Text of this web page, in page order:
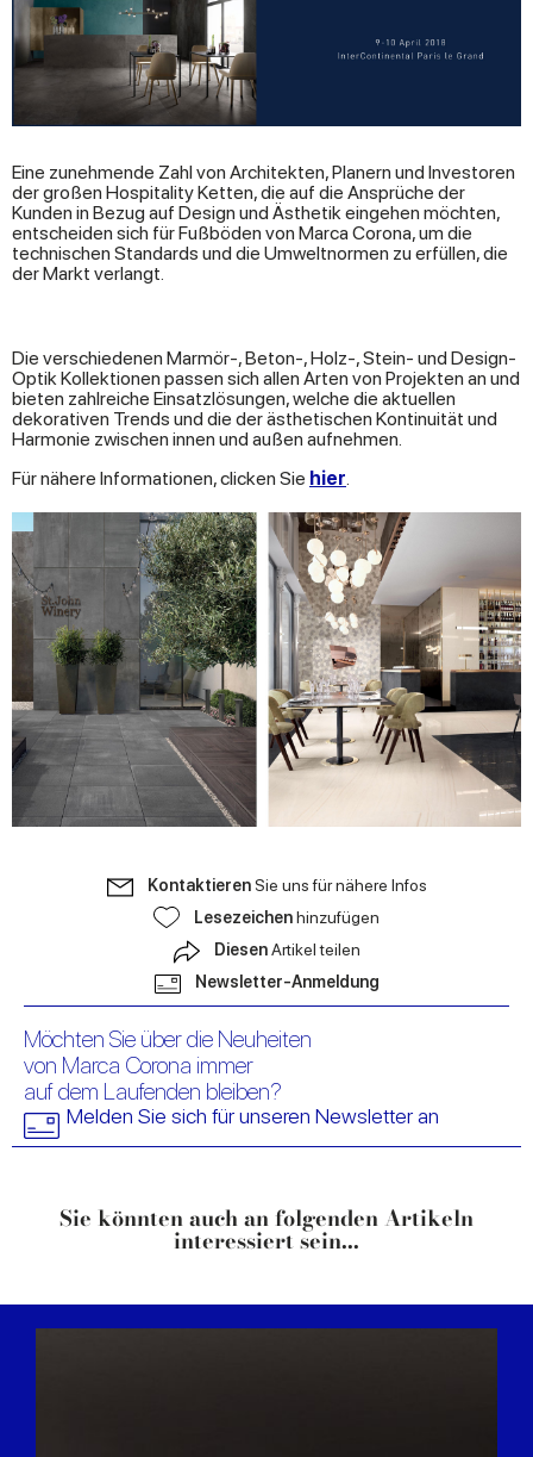
Eine zunehmende Zahl von Architekten, Planern und Investoren
der großen Hospitality Ketten, die auf die Ansprüche der
Kunden in Bezug auf Design und Ästhetik eingehen möchten,
entscheiden sich für Fußböden von Marca Corona, um die
technischen Standards und die Umweltnormen zu erfüllen, die
der Markt verlangt.
Die verschiedenen Marmör-, Beton-, Holz-, Stein- und Design-
Optik Kollektionen passen sich allen Arten von Projekten an und
bieten zahlreiche Einsatzlösungen, welche die aktuellen
dekorativen Trends und die der ästhetischen Kontinuität und
Harmonie zwischen innen und außen aufnehmen.
Für nähere Informationen, clicken Sie hier.
KontaktierenSie uns für nähere Infos
Lesezeichenhinzufügen
DiesenArtikel teilen
Newsletter-Anmeldung
Möchten Sie über die Neuheiten
von Marca Corona immer
auf dem Laufenden bleiben?
Melden Sie sich für unseren Newsletter an
Sie könnten auch an folgenden Artikeln
interessiert sein...